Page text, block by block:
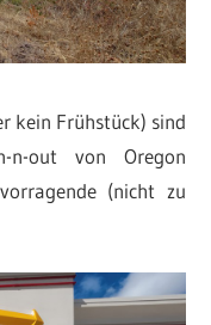
kein Frühstück) sind
out von Oregon
(nicht zu